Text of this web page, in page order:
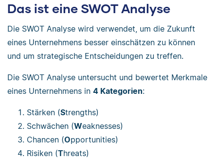
Das ist eine SWOT Analyse
Die SWOT Analyse wird verwendet, um die Zukunft
eines Unternehmens besser einschätzen zu können
und um strategische Entscheidungen zu treffen.
Die SWOT Analyse untersucht und bewertet Merkmale
eines Unternehmens in 4 Kategorien:
Stärken (Strengths)
Schwächen (Weaknesses)
Chancen (Opportunities)
Risiken (Threats)